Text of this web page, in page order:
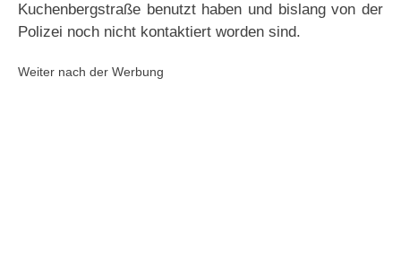
Kuchenbergstraße benutzt haben und bislang von der
Polizei noch nicht kontaktiert worden sind.
Weiter nach der Werbung